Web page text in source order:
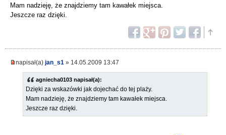
Mam nadzieję, że znajdziemy tam kawałek miejsca.
Jeszcze raz dzięki.
napisał(a) jan_s1 » 14.05.2009 13:47
agniecha0103 napisał(a):
Dzięki za wskazówki jak dojechać do tej plaży.
Mam nadzieję, że znajdziemy tam kawałek miejsca.
Jeszcze raz dzięki.